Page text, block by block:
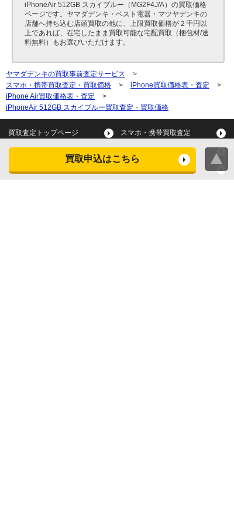
買取申込はこちら
iPhoneAir 512GB スカイブルー（MG2F4J/A）の買取価格
ページです。ヤマダデンキ・ベスト電器・マツヤデンキの
店舗へ持ち込む店頭買取の他に、上限買取価格が２千円以
上であれば、在宅したまま買取可能な宅配買取（梱包材/送
料無料）もお選びいただけます。
ヤマダデンキの買取事前査定サービス
>
スマホ・携帯買取査定・買取価格
> iPhone買取価格表・査定
>
iPhone Air買取価格表・査定
>
iPhoneAir 512GB スカイブルー買取査定・買取価格
買取査定トップページ スマホ・携帯買取査定
タブレット買取査定
スマートウォッチ買取査定